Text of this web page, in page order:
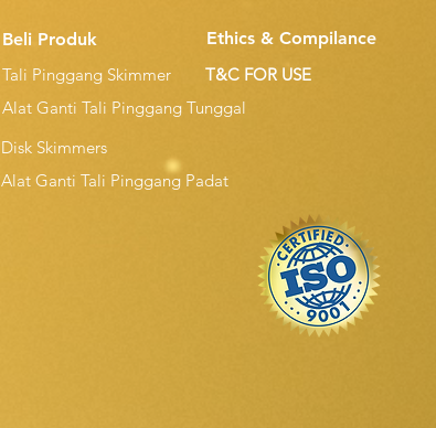
Beli Produk
Tali Pinggang Skimmer
Ethics & Compilance
T&C FOR USE
Alat Ganti Tali Pinggang Tunggal
Disk Skimmers
Alat Ganti Tali Pinggang Padat